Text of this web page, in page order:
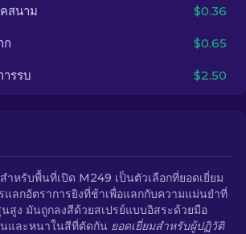
สนาม $0.36
ก $0.65
รรบ $2.50
ำหรับพื้นที่เปิด M249 เป็นตัวเลือกที่ยอดเยี่ยม
แลกอัตราการยิงที่ช้าเพื่อแลกกับความแม่นยำที่
สูง มันถูกลงสีด้วยสเปรย์แบบอิสระด้วยมือ
และหนาในสีที่ตัดกัน ยอดเยี่ยมสำหรับผู้ปฏิวัติ